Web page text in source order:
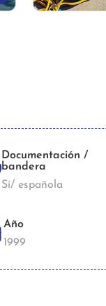
Documentación /
bandera
Sí/ española
Año
1999